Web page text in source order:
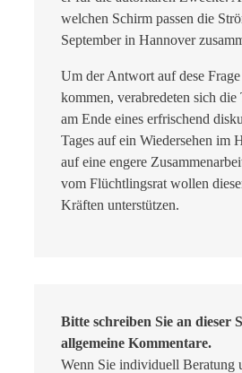
welchen Schirm passen die
September in Hannover
Um der Antwort auf dese Frage
kommen, verabredeten sich die
am Ende eines erfrischend
Tages auf ein Wiedersehen im
auf eine engere
vom Flüchtlingsrat wollen
Kräften unterstützen.
Bitte schreiben Sie an dieser
allgemeine Kommentare.
Wenn Sie individuell Beratung